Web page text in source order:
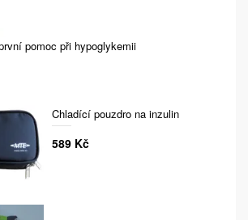
pomoc při hypoglykemii
Chladící pouzdro na inzulin
589 Kč